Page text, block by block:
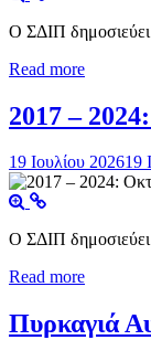
Ο ΣΔΙΠ δημοσιεύει
Read more
2017 –
19 Ιουλίου 202619
Ο ΣΔΙΠ δημοσιεύει
Read more
Πυρκαγιά